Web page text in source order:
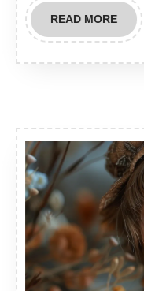
READ MOREREAD
MORE